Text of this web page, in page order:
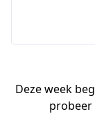
Deze week
probeer